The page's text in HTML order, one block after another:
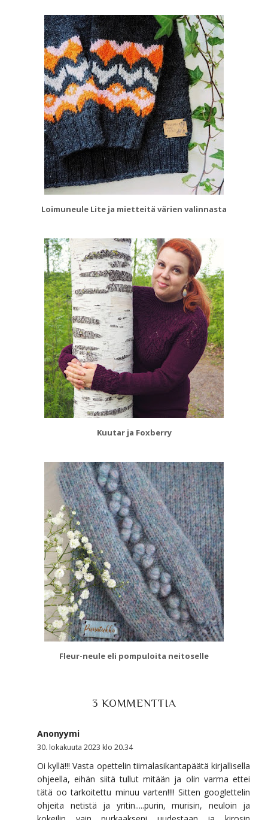
Loimuneule Lite ja mietteitä värien valinnasta
Kuutar ja Foxberry
Fleur-neule eli pompuloita neitoselle
3 KOMMENTTIA
Anonyymi
30. lokakuuta 2023 klo 20.34
Oi kyllä!!! Vasta opettelin tiimalasikantapäätä kirjallisella
ohjeella, eihän siitä tullut mitään ja olin varma ettei
tätä oo tarkoitettu minuu varten!!!! Sitten googlettelin
ohjeita netistä ja yritin.....purin, murisin, neuloin ja